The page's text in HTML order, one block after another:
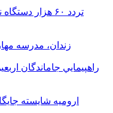
تردد ۶۰ هزار
زندان، مدرسه
راهپيمايي جاماندگان
اروميه شايسته